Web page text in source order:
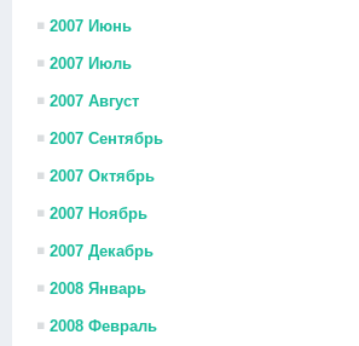
2007 Июнь
2007 Июль
2007 Август
2007 Сентябрь
2007 Октябрь
2007 Ноябрь
2007 Декабрь
2008 Январь
2008 Февраль